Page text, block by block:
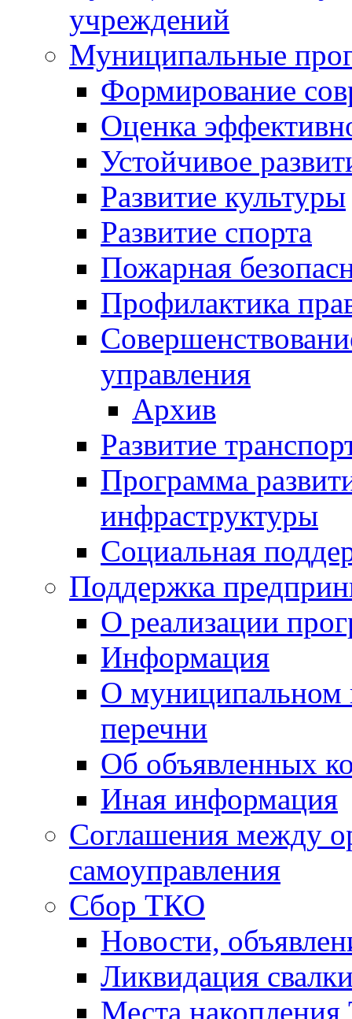
учреждений
Муниципальные
Формирование
Оценка
Устойчивое
Развитие культуры
Развитие спорта
Пожарная
Профилактика
управления
Архив
Развитие
Программа
инфраструктуры
Социальная
Поддержка
О реализации
Информация
О муниципальном
перечни
Об объявленных
Иная информация
Соглашения между
самоуправления
Сбор ТКО
Новости,
Ликвидация
Места